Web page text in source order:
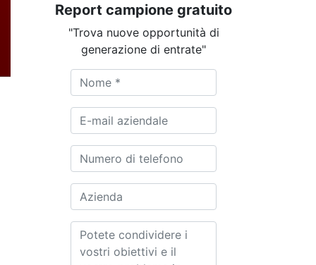
Report campione gratuito
"Trova nuove opportunità di
generazione di entrate"